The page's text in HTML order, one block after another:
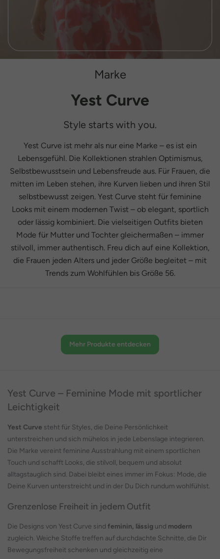
Marke
Yest Curve
Style starts with you.
Yest Curve ist mehr als nur eine Marke – es ist ein
Lebensgefühl. Die Kollektionen strahlen Optimismus,
Selbstbewusstsein und Lebensfreude aus. Für Frauen, die
mitten im Leben stehen, ihre Kurven lieben und ihren Stil
selbstbewusst zeigen. Yest Curve steht für feminine
Looks mit einem modernen Twist – ob elegant, sportlich
oder lässig kombiniert. Die vielseitigen Outfits bieten
Mode für Mutter und Tochter gleichermaßen – immer
stilvoll, immer authentisch. Freu dich auf eine Kollektion,
die Frauen jeden Alters und jeder Größe begleitet – mit
Trends zum Wohlfühlen bis Größe 56.
Mehr Produkte entdecken
Yest Curve – Feminine Mode mit sportlicher
Leichtigkeit
Yest Curve steht für Styles, die Deine Persönlichkeit
unterstreichen und sich mühelos in jede Lebenslage integrieren.
Die Marke vereint feminine Ausstrahlung mit einem sportlichen
Touch und schafft Looks, die stilvoll, bequem und absolut
alltagstauglich sind. Dabei bleibt eines immer im Fokus: Mode, die
Deine Kurven unterstreicht und in der Du Dich rundum wohlfühlst.
Grenzenlose Freiheit in jedem Outfit
Die Designs von Yest Curve sind feminin, lässig und modern
zugleich. Weiche Stoffe treffen auf durchdachte Schnitte, die Dir
Bewegungsfreiheit schenken und gleichzeitig eine